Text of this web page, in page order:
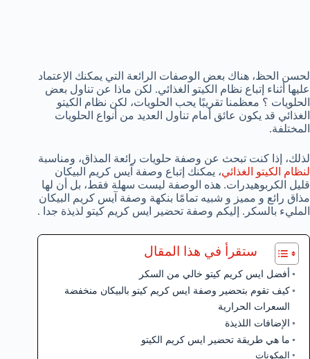
لحسن الحظ، هناك بعض الوصفات الرائعة التي يمكنك الإعتماد
عليها أثناء إتباع نظام الكيتو الغذائي. لكن ماذا عن تناول بعض
الحلويات ؟ معظمنا تقريبًا يحب الحلويات، لكن نظام الكيتو
الغذائي قد يكون عائق أمام تناول العديد من أنواع الحلويات
المختلفة.
لذلك، إذا كنت تبحث عن وصفة حلويات رائعة المذاق، ومناسبة
لنظام الكيتو الغذائي، يمكنك إتباع وصفة آيس كريم البيكان
قليل الكربوهيدرات. هذه الوصفة ليست سهلة فقط، بل أن لها
مذاق رائع و مميز و شبيه تمامًا بنكهة وصفة آيس كريم البيكان
المليء بالسكر. إليكم وصفة تحضير ايس كريم كيتو لذيذة جدا .
ستقرأ في هذا المقال
أفضل ايس كريم كيتو خالي من السكر
كيف تقوم بتحضير وصفة ايس كريم كيتو بالبيكان منخفضة
السعرات الحرارية
الإضافات اللذيذة
ما هي طريقة تحضير ايس كريم الكيتو
المكونات